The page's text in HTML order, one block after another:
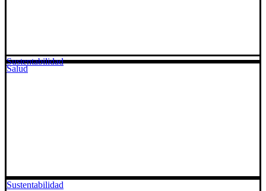
Salud
Sustentabilidad
Sustentabilidad